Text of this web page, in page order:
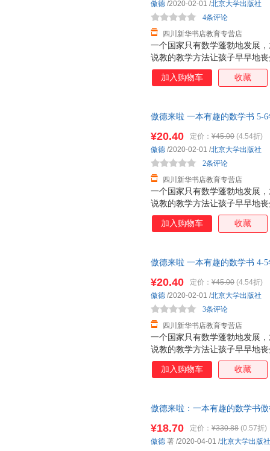
学习，尤其数学学习，是件苦
的巧克力，让学
一个国家只有数学蓬勃地发展
说教的教学方法让孩子早早地
书以幽默有趣的漫画故事，消
乐，更给予他们知识与启示
用漫画形式呈现，必定有助于
趣。 ——数学科普作家 彭翕成
学习，尤其数学学习，是件苦
的巧克力，让学
四川新华书店教育专营店
4条评论
傲德 /2020-02-01 /北京大学出版社
加入购物车 收藏
傲德来啦 一本有趣的数学书 5-
一个国家只有数学蓬勃地发展
说教的教学方法让孩子早早地
书以幽默有趣的漫画故事，消
乐，更给予他们知识与启示
用漫画形式呈现，必定有助于
趣。 ——数学科普作家 彭翕成
学习，尤其数学学习，是件苦
的巧克力，让学
¥20.40 定价： ¥45.00 (4.54折)
四川新华书店教育专营店
2条评论
傲德 /2020-02-01 /北京大学出版社
加入购物车 收藏
傲德来啦 一本有趣的数学书 4-
一个国家只有数学蓬勃地发展
说教的教学方法让孩子早早地
书以幽默有趣的漫画故事，消
乐，更给予他们知识与启示
用漫画形式呈现，必定有助于
趣。 ——数学科普作家 彭翕成
学习，尤其数学学习，是件苦
¥20.40 定价： ¥45.00 (4.54折)
四川新华书店教育专营店
3条评论
傲德 /2020-02-01 /北京大学出版社
加入购物车 收藏
傲德来啦：一本有趣的数学书
¥18.70 定价： ¥330.88 (0.57折)
傲德 著 /2020-04-01 /北京大学出版社